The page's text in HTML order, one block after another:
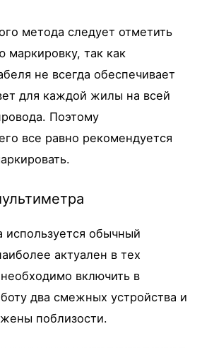
метода следует отметить
так как
не всегда обеспечивает
для каждой жилы на всей
Поэтому
все равно рекомендуется
используется обычный
актуален в тех
включить в
два смежных устройства и
поблизости.